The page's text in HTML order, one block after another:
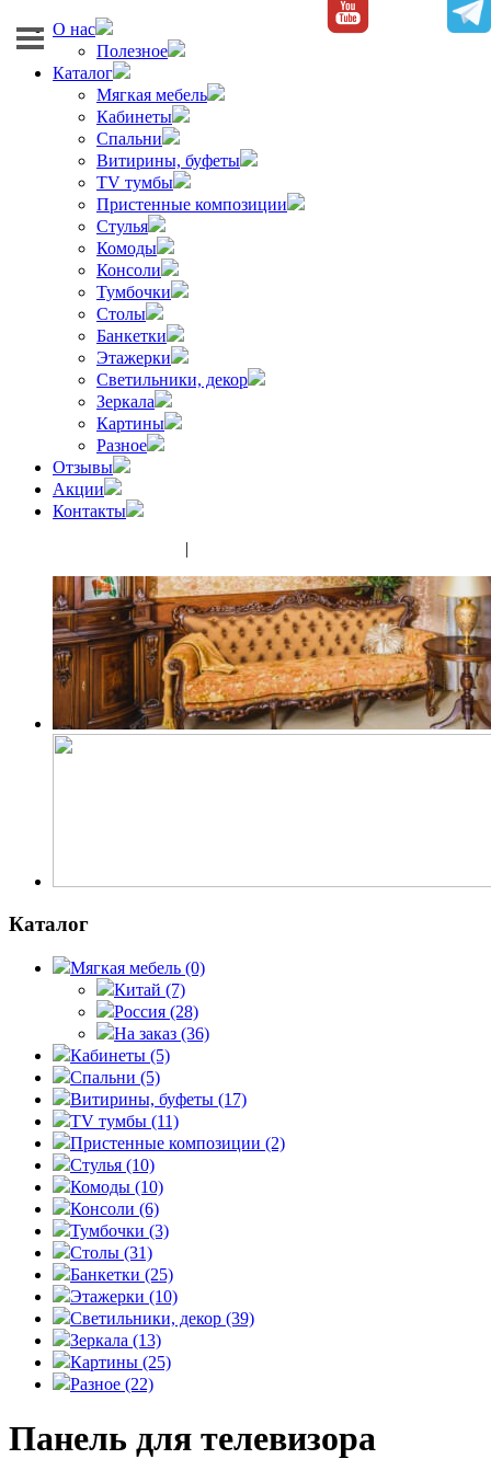
О нас
Полезное
Каталог
Мягкая мебель
Кабинеты
Спальни
Витирины, буфеты
TV тумбы
Пристенные композиции
Стулья
Комоды
Консоли
Тумбочки
Столы
Банкетки
Этажерки
Светильники, декор
Зеркала
Картины
Разное
Отзывы
Акции
Контакты
|
Каталог
Мягкая мебель (0)
Китай (7)
Россия (28)
На заказ (36)
Кабинеты (5)
Спальни (5)
Витирины, буфеты (17)
TV тумбы (11)
Пристенные композиции (2)
Стулья (10)
Комоды (10)
Консоли (6)
Тумбочки (3)
Столы (31)
Банкетки (25)
Этажерки (10)
Светильники, декор (39)
Зеркала (13)
Картины (25)
Разное (22)
Панель для телевизора